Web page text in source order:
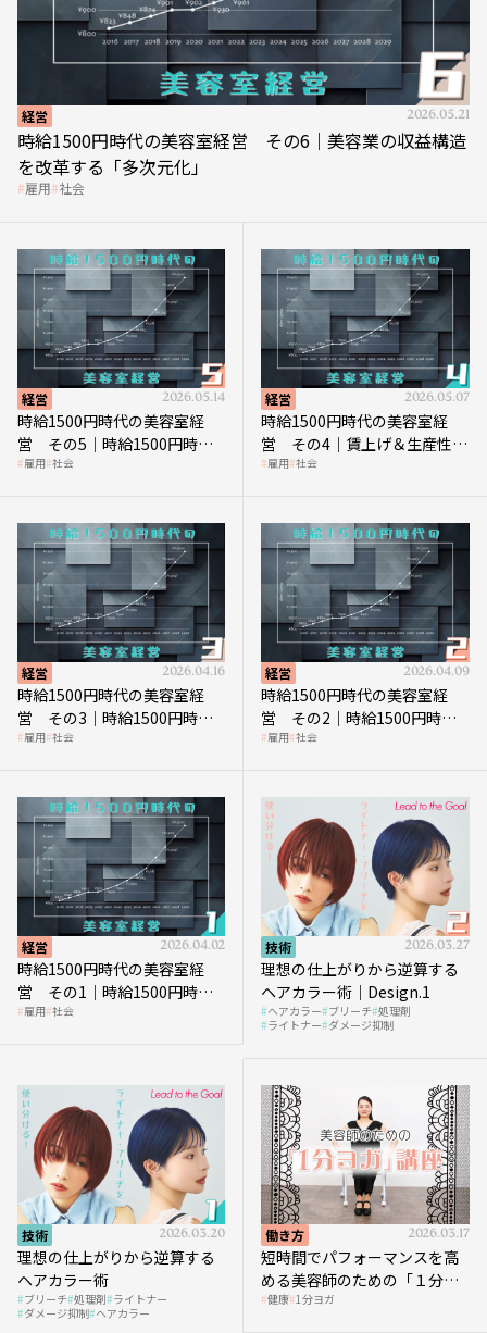
経営 2026.05.21
時給1500円時代の美容室経営 その6｜美容業の収益構造
を改革する「多次元化」
雇用 社会
経営 2026.05.14
時給1500円時代の美容室経
営 その5｜時給1500円時代
の到来は美容業の収益構造を
雇用 社会
経営 2026.05.07
時給1500円時代の美容室経
営 その4｜賃上げ＆生産性向
上につなげる賢い助成金活用
雇用 社会
経営 2026.04.16
時給1500円時代の美容室経
営 その3｜時給1500円時
代、美容業はどのような影響
雇用 社会
経営 2026.04.09
時給1500円時代の美容室経
営 その2｜時給1500円時代
に支払う給与はいくらなのか
雇用 社会
経営 2026.04.02
時給1500円時代の美容室経
営 その1｜時給1500円時代
へ向かう社会的背景
雇用 社会
技術 2026.03.27
理想の仕上がりから逆算する
ヘアカラー術｜Design.1
ヘアカラー ブリーチ 処理剤
ライトナー ダメージ抑制
技術 2026.03.20
理想の仕上がりから逆算する
ヘアカラー術
ブリーチ 処理剤 ライトナー
ダメージ抑制 ヘアカラー
働き方 2026.03.17
短時間でパフォーマンスを高
める美容師のための「１分ヨ
ガ」講座｜実践編
健康 1分ヨガ